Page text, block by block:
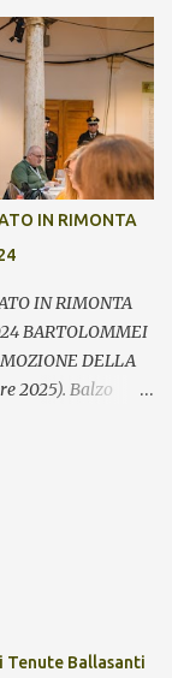
millesimo 2021, la
agli altri due vini
in debutto sui
ibrido dell’evento
stampa
al pubblico
sia in termini di
Bartolommei,
-. Le
IN RIMONTA
IN RIMONTA
BARTOLOMMEI
DELLA
2025). Balzo
del vino
a 7,63 milioni di
Tenute Ballasanti